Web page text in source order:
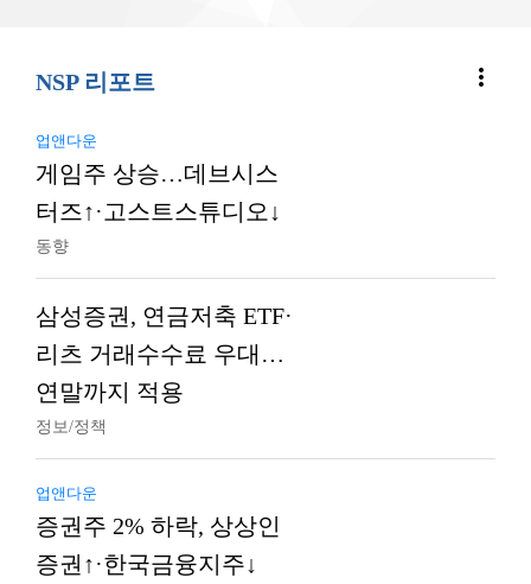
NSP 리포트 more_vert
업앤다운
게임주 상승…데브시스
터즈↑·고스트스튜디오↓
동향
삼성증권, 연금저축 ETF·
리츠 거래수수료 우대…
연말까지 적용
정보/정책
업앤다운
증권주 2% 하락, 상상인
증권↑·한국금융지주↓